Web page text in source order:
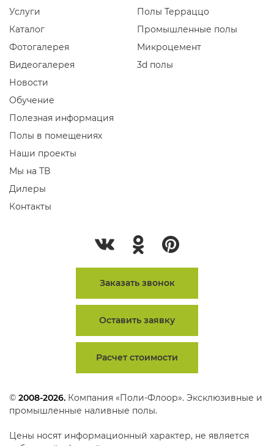
Услуги
Каталог
Фотогалерея
Видеогалерея
Новости
Обучение
Полезная информация
Полы в помещениях
Наши проекты
Мы на ТВ
Дилеры
Контакты
Полы Терраццо
Промышленные полы
Микроцемент
3d полы
Заказать звонок
Оставить заявку
Расчет стоимости
© 2008-2026. Компания «Поли-Флоор». Эксклюзивные и
промышленные наливные полы.
Цены носят информационный характер, не является